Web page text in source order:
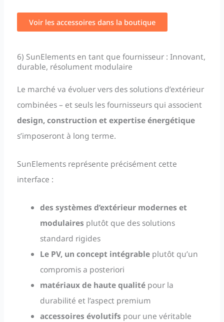
Voir les accessoires dans la boutique
6) SunElements en tant que fournisseur : Innovant,
durable, résolument modulaire
Le marché va évoluer vers des solutions d’extérieur
combinées – et seuls les fournisseurs qui associent
design, construction et expertise énergétique
s’imposeront à long terme.
SunElements représente précisément cette
interface :
des systèmes d’extérieur modernes et
modulaires plutôt que des solutions
standard rigides
Le PV, un concept intégrable plutôt qu’un
compromis a posteriori
matériaux de haute qualité pour la
durabilité et l’aspect premium
accessoires évolutifs pour une véritable